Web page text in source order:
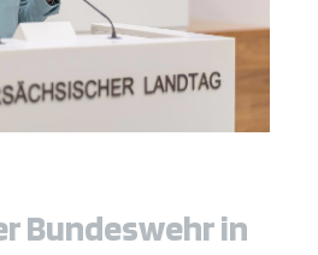
Bundeswehr in